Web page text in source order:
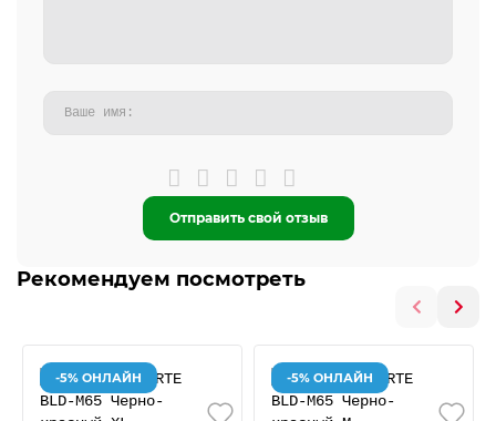
Отправить свой отзыв
Рекомендуем посмотреть
-5% ОНЛАЙН -5% ОНЛАЙН